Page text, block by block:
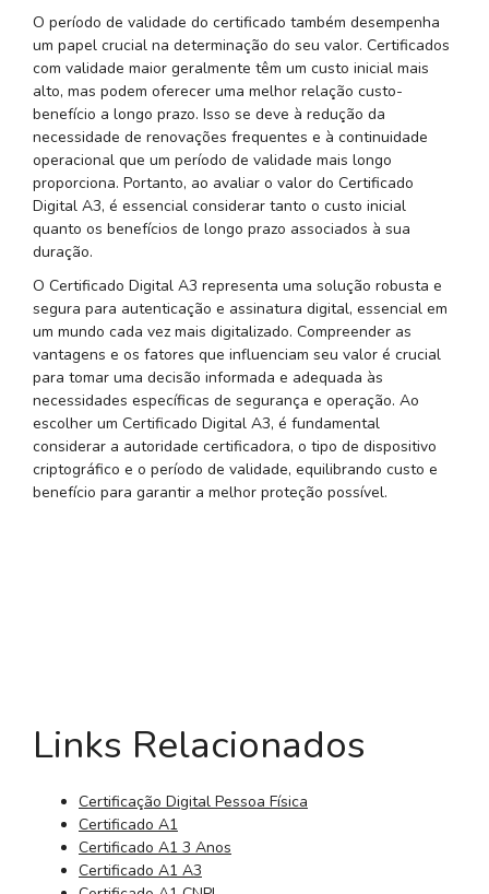
O período de validade do certificado também desempenha
um papel crucial na determinação do seu valor. Certificados
com validade maior geralmente têm um custo inicial mais
alto, mas podem oferecer uma melhor relação custo-
benefício a longo prazo. Isso se deve à redução da
necessidade de renovações frequentes e à continuidade
operacional que um período de validade mais longo
proporciona. Portanto, ao avaliar o valor do Certificado
Digital A3, é essencial considerar tanto o custo inicial
quanto os benefícios de longo prazo associados à sua
duração.
O Certificado Digital A3 representa uma solução robusta e
segura para autenticação e assinatura digital, essencial em
um mundo cada vez mais digitalizado. Compreender as
vantagens e os fatores que influenciam seu valor é crucial
para tomar uma decisão informada e adequada às
necessidades específicas de segurança e operação. Ao
escolher um Certificado Digital A3, é fundamental
considerar a autoridade certificadora, o tipo de dispositivo
criptográfico e o período de validade, equilibrando custo e
benefício para garantir a melhor proteção possível.
Links Relacionados
Certificação Digital Pessoa Física
Certificado A1
Certificado A1 3 Anos
Certificado A1 A3